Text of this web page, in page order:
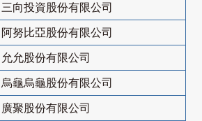
三向投資股份有限公司
阿努比亞股份有限公司
允允股份有限公司
烏龜烏龜股份有限公司
廣聚股份有限公司